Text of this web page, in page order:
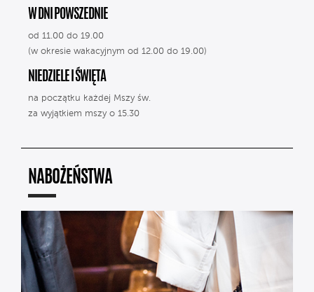
W DNI POWSZEDNIE
od 11.00 do 19.00
(w okresie wakacyjnym od 12.00 do 19.00)
NIEDZIELE I ŚWIĘTA
na początku każdej Mszy św.
za wyjątkiem mszy o 15.30
NABOŻEŃSTWA